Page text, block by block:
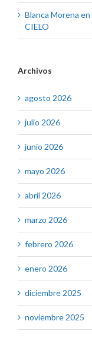
Blanca Morena en
CIELO
Archivos
agosto 2026
julio 2026
junio 2026
mayo 2026
abril 2026
marzo 2026
febrero 2026
enero 2026
diciembre 2025
noviembre 2025